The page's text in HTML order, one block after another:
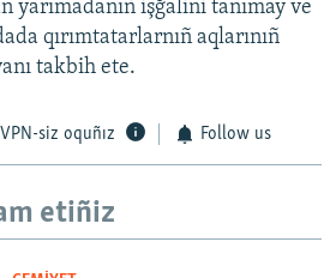
yarımadanıñ işğalini tanımay ve
qırımtatarlarnıñ aqlarınıñ
takbih ete.
VPN-siz oquñız Follow us
etiñiz